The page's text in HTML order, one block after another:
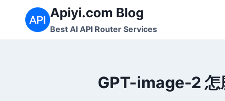
Apiyi.com Blog
Best AI API Router Services
GPT-image-2 怎